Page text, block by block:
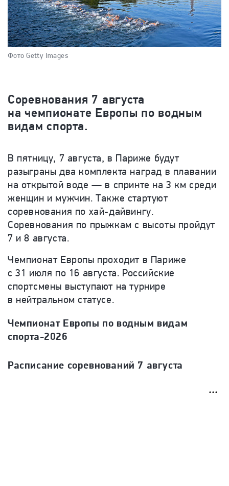
Фото Getty Images
Соревнования 7 августа
на чемпионате Европы по водным
видам спорта.
В пятницу, 7 августа, в Париже будут
разыграны два комплекта наград в плавании
на открытой воде — в спринте на 3 км среди
женщин и мужчин. Также стартуют
соревнования по хай-дайвингу.
Соревнования по прыжкам с высоты пройдут
7 и 8 августа.
Чемпионат Европы проходит в Париже
с 31 июля по 16 августа. Российские
спортсмены выступают на турнире
в нейтральном статусе.
Чемпионат Европы по водным видам
спорта-2026
Расписание соревнований 7 августа